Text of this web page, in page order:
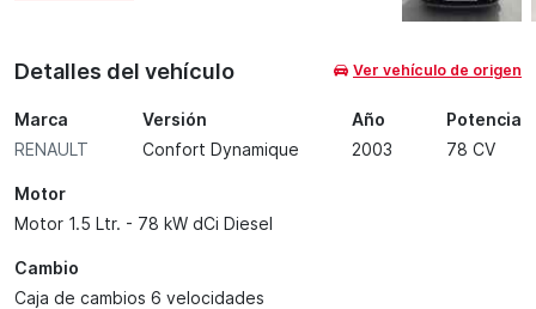
Detalles del vehículo Ver vehículo de origen
Marca
RENAULT
Versión
Confort Dynamique
Año
2003
Potencia
78 CV
Motor
Motor 1.5 Ltr. - 78 kW dCi Diesel
Cambio
Caja de cambios 6 velocidades